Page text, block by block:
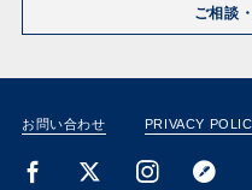
ご相談
お問い合わせ PRIVACY